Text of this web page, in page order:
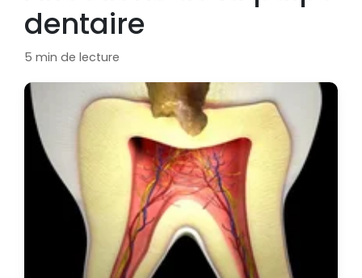
dentaire
5 min de lecture